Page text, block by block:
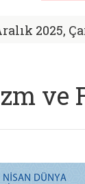
2025,
ve